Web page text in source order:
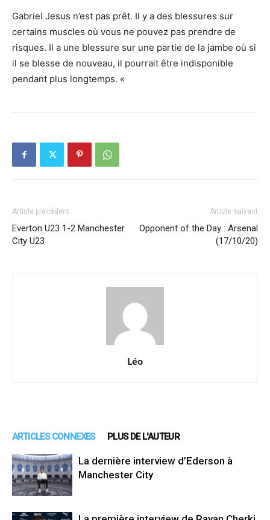
Gabriel Jesus n’est pas prêt. Il y a des blessures sur
certains muscles où vous ne pouvez pas prendre de
risques. Il a une blessure sur une partie de la jambe où si
il se blesse de nouveau, il pourrait être indisponible
pendant plus longtemps. «
Article précédent
Everton U23 1-2 Manchester
City U23
Article suivant
Opponent of the Day : Arsenal
(17/10/20)
Léo
ARTICLES CONNEXES PLUS DE L'AUTEUR
La dernière interview d’Ederson à
Manchester City